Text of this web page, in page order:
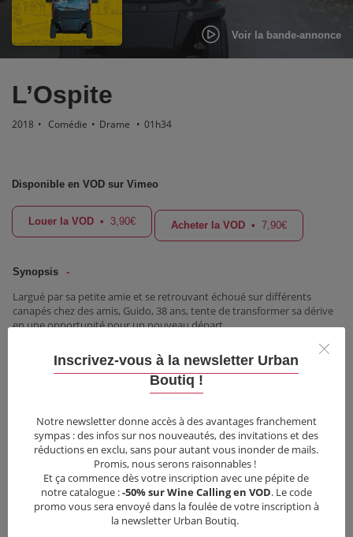
Voir la bande-annonce
L’Ospite
2018 • Comédie • Drame • 01h34
Disponible en VOD sur Vimeo
Louer la VOD • 3,90€ Acheter la VOD • 7,90€
Synopsis
Largué par sa petite amie et se retrouvant échoué sur différents
canapés chez des amis, Guido, 38 ans, tente de transformer sa dérive
en une opportunité pour un nouveau départ.
Informations
Critiques
Vous pourriez aussi aimer
Inscrivez-vous à la newsletter Urban
Boutiq !
Notre newsletter donne accès à des avantages franchement
sympas : des infos sur nos nouveautés, des invitations et des
réductions en exclu, sans pour autant vous inonder de mails.
Promis, nous serons raisonnables !
Et ça commence dès votre inscription avec une pépite de
notre catalogue :-50% sur Wine Calling en VOD. Le code
promo vous sera envoyé dans la foulée de votre inscription à
la newsletter Urban Boutiq.